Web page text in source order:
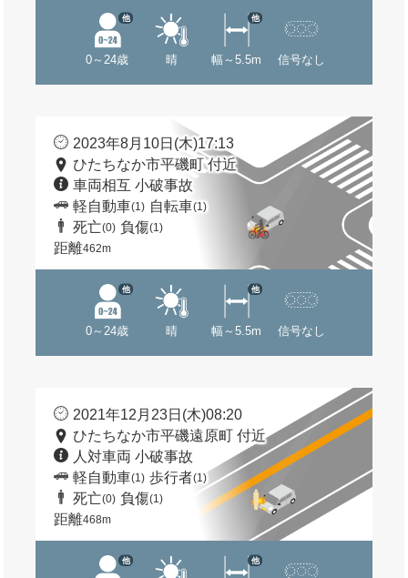
0～24歳
他
晴 幅～5.5m
他
信号なし
2023年8月10日(木)17:13
ひたちなか市平磯町 付近
車両相互 小破事故
軽自動車(1) 自転車(1)
死亡(0) 負傷(1)
距離462m
0～24歳
他
晴 幅～5.5m
他
信号なし
2021年12月23日(木)08:20
ひたちなか市平磯遠原町 付近
人対車両 小破事故
軽自動車(1) 歩行者(1)
死亡(0) 負傷(1)
距離468m
他 他